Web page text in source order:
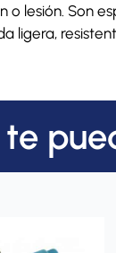
o lesión. Son
ligera,